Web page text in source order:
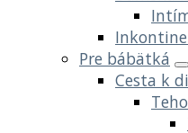
Pre bábätká
Cesta k